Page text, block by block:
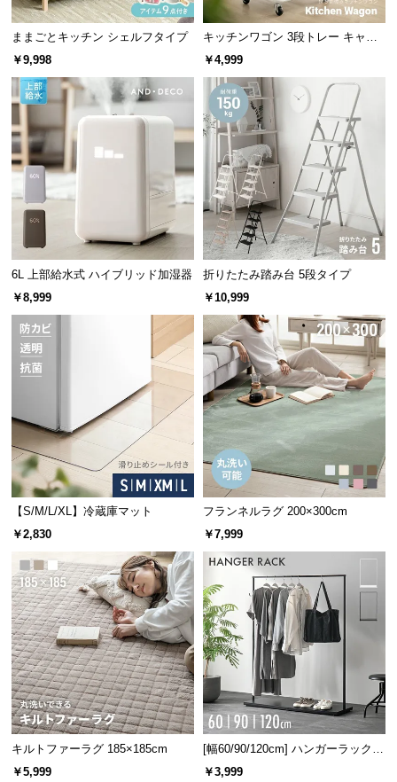
報
ままごとキッチン シェルフタイプ
￥9,998
キッチンワゴン 3段トレー キャス
ター付きタイプ
￥4,999
6L 上部給水式 ハイブリッド加湿器
￥8,999
折りたたみ踏み台 5段タイプ
￥10,999
【S/M/L/XL】冷蔵庫マット
￥2,830
フランネルラグ 200×300cm
￥7,999
キルトファーラグ 185×185cm
￥5,999
[幅60/90/120cm] ハンガーラック
スチール 4段階高さ調節 サイドフ
￥3,999